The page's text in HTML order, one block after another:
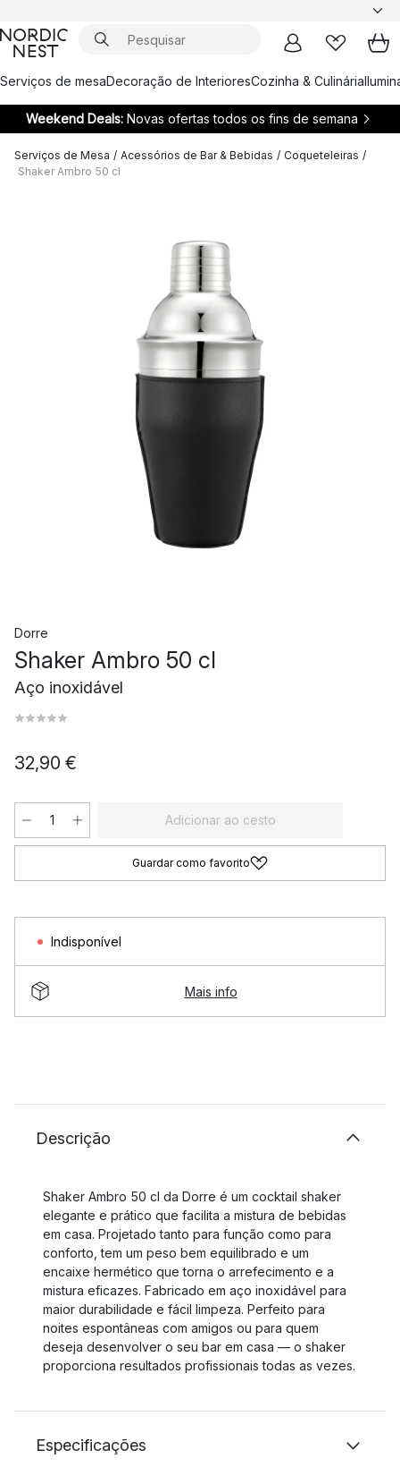
Serviços de mesaDecoração de InterioresCozinha & Culinária
Weekend Deals: Novas ofertas todos os fins de semana
Serviços de Mesa / Acessórios de Bar & Bebidas / Coqueteleiras /
Shaker Ambro 50 cl
Dorre
Shaker Ambro 50 cl
Aço inoxidável
32,90 €
Adicionar ao cesto
Guardar como favorito
Indisponível
Mais info
Descrição
Shaker Ambro 50 cl da Dorre é um cocktail shaker
elegante e prático que facilita a mistura de bebidas
em casa. Projetado tanto para função como para
conforto, tem um peso bem equilibrado e um
encaixe hermético que torna o arrefecimento e a
mistura eficazes. Fabricado em aço inoxidável para
maior durabilidade e fácil limpeza. Perfeito para
noites espontâneas com amigos ou para quem
deseja desenvolver o seu bar em casa — o shaker
proporciona resultados profissionais todas as vezes.
Especificações